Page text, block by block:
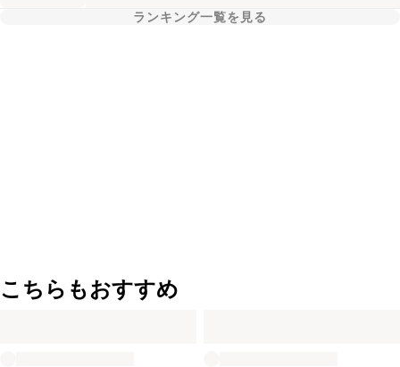
ランキング一覧を見る
こちらもおすすめ